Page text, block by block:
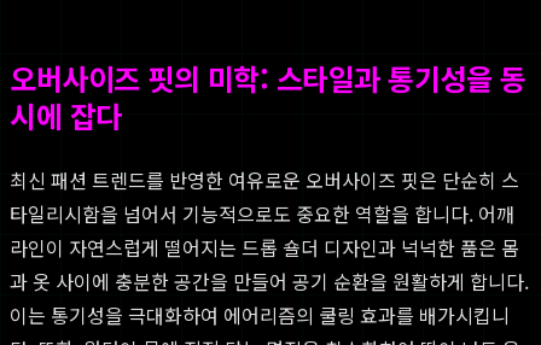
오버사이즈 핏의 미학: 스타일과 통기성을 동
시에 잡다
최신 패션 트렌드를 반영한 여유로운 오버사이즈 핏은 단순히 스
타일리시함을 넘어서 기능적으로도 중요한 역할을 합니다. 어깨
라인이 자연스럽게 떨어지는 드롭 숄더 디자인과 넉넉한 품은 몸
과 옷 사이에 충분한 공간을 만들어 공기 순환을 원활하게 합니다.
이는 통기성을 극대화하여 에어리즘의 쿨링 효과를 배가시킵니